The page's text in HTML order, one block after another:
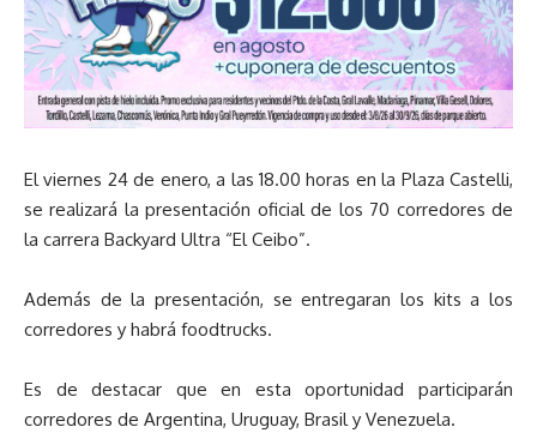
El viernes 24 de enero, a las 18.00 horas en la Plaza Castelli,
se realizará la presentación oficial de los 70 corredores de
la carrera Backyard Ultra “El Ceibo”.
Además de la presentación, se entregaran los kits a los
corredores y habrá foodtrucks.
Es de destacar que en esta oportunidad participarán
corredores de Argentina, Uruguay, Brasil y Venezuela.